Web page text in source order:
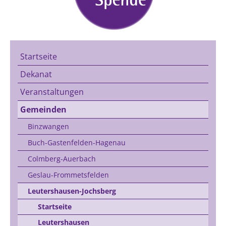
Startseite
Dekanat
Veranstaltungen
Gemeinden
Binzwangen
Buch-Gastenfelden-Hagenau
Colmberg-Auerbach
Geslau-Frommetsfelden
Leutershausen-Jochsberg
Startseite
Leutershausen